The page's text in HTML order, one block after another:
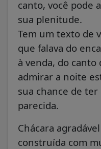
canto, você pode
sua plenitude.
Tem um texto de
que falava do
à venda, do canto
admirar a noite
sua chance de
parecida.
Chácara
construída com